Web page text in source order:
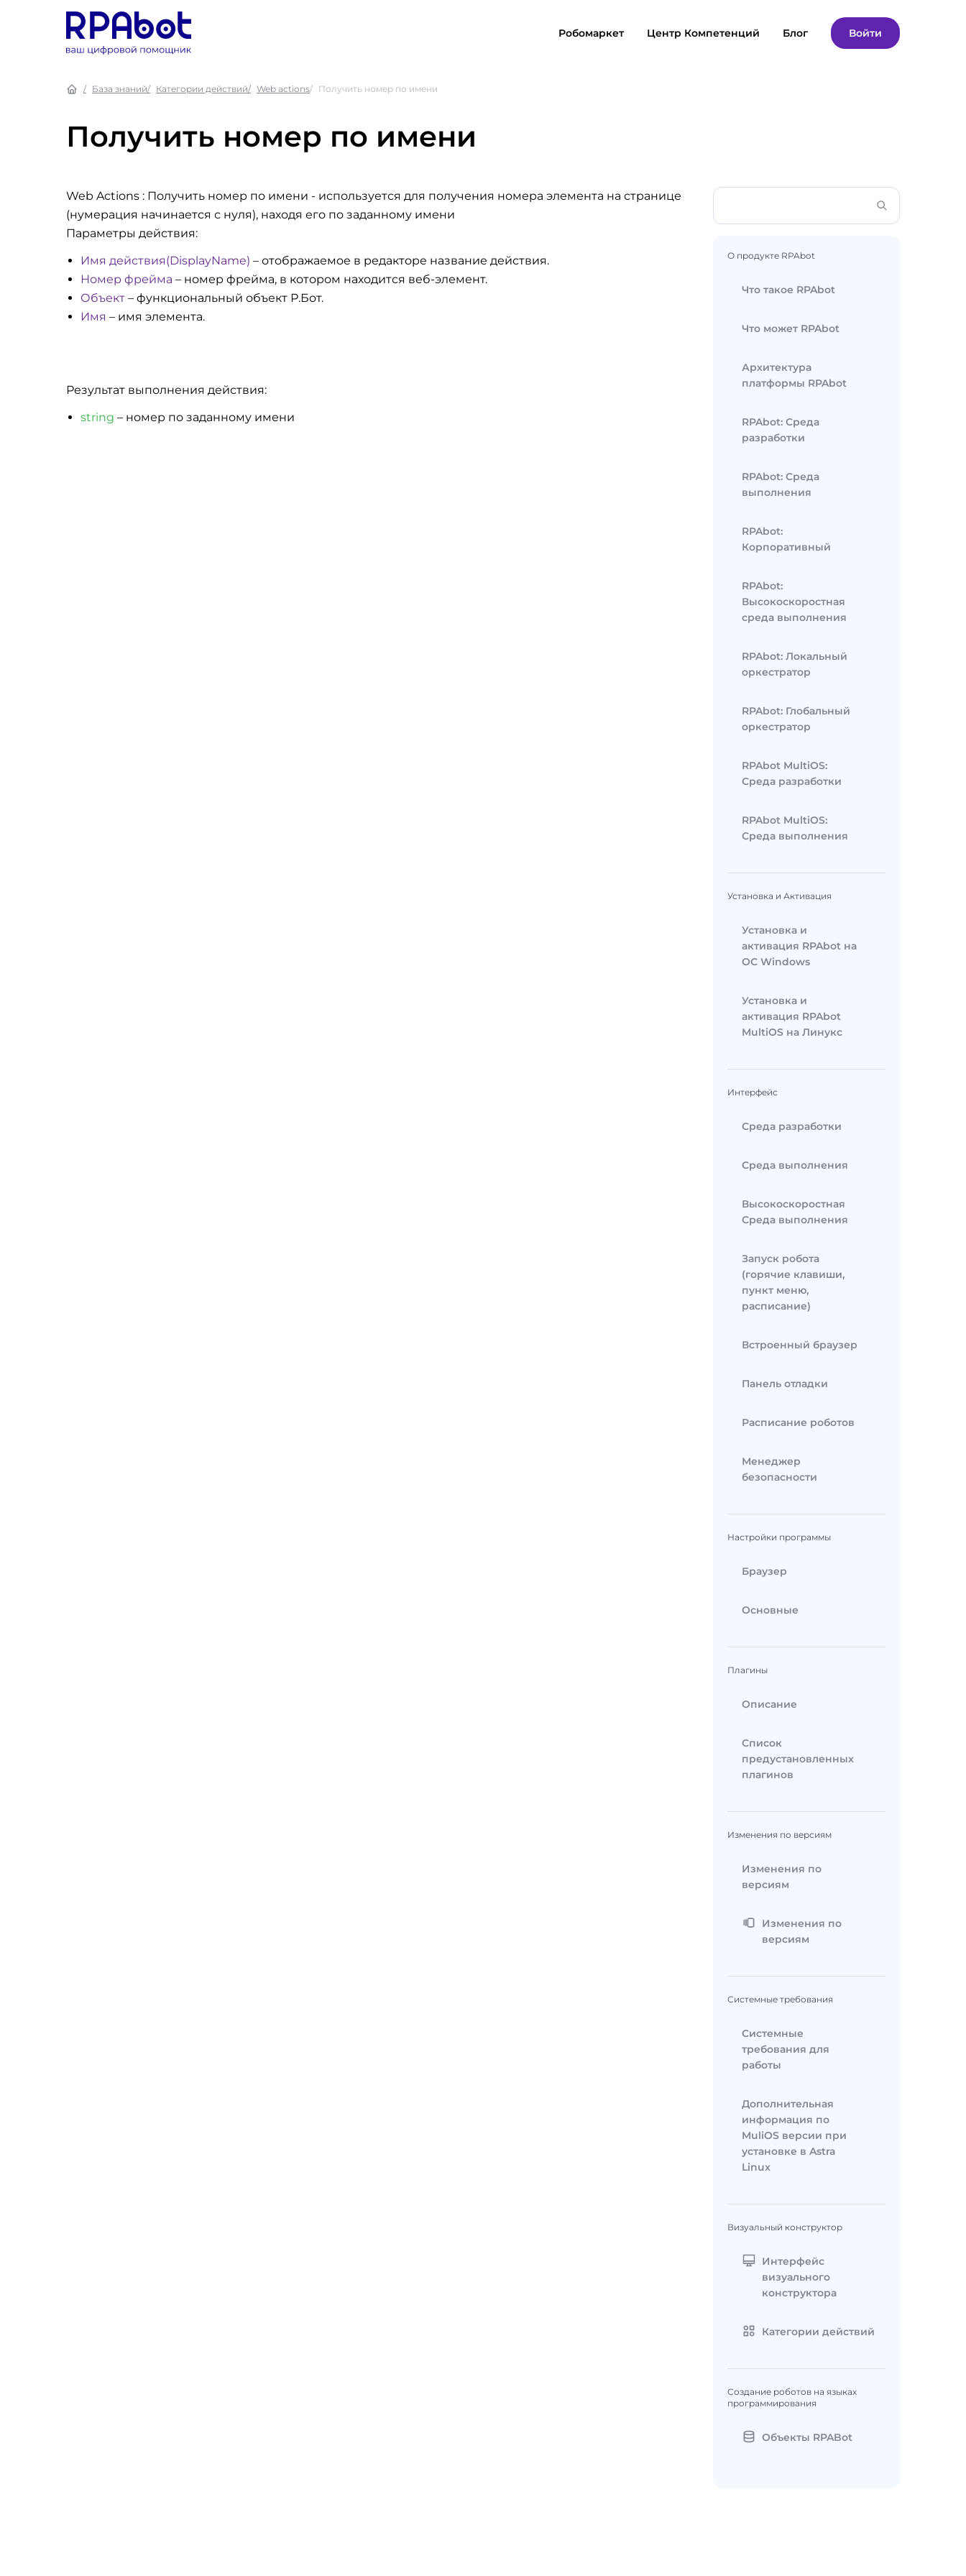
Робомаркет Центр Компетенций Блог Войти
База знаний Категории действий Web actions Получить номер по имени
Получить номер по имени
Web Actions : Получить номер по имени - используется для получения номера элемента на странице
(нумерация начинается с нуля), находя его по заданному имени
Параметры действия:
Имя действия(DisplayName) – отображаемое в редакторе название действия.
Номер фрейма – номер фрейма, в котором находится веб-элемент.
Объект – функциональный объект Р.Бот.
Имя – имя элемента.
Результат выполнения действия:
string – номер по заданному имени
О продукте RPAbot
Что такое RPAbot
Что может RPAbot
Архитектура
платформы RPAbot
RPAbot: Среда
разработки
RPAbot: Среда
выполнения
RPAbot:
Корпоративный
RPAbot:
Высокоскоростная
среда выполнения
RPAbot: Локальный
оркестратор
RPAbot: Глобальный
оркестратор
RPAbot MultiOS:
Среда разработки
RPAbot MultiOS:
Среда выполнения
Установка и Активация
Установка и
активация RPAbot на
ОС Windows
Установка и
активация RPAbot
MultiOS на Линукс
Интерфейс
Среда разработки
Среда выполнения
Высокоскоростная
Среда выполнения
Запуск робота
(горячие клавиши,
пункт меню,
расписание)
Встроенный браузер
Панель отладки
Расписание роботов
Менеджер
безопасности
Настройки программы
Браузер
Основные
Плагины
Описание
Список
предустановленных
плагинов
Изменения по версиям
Изменения по
версиям
Изменения по
версиям
Системные требования
Системные
требования для
работы
Дополнительная
информация по
MuliOS версии при
установке в Astra
Linux
Визуальный конструктор
Интерфейс
визуального
конструктора
Категории действий
Создание роботов на языках
программирования
Объекты RPABot